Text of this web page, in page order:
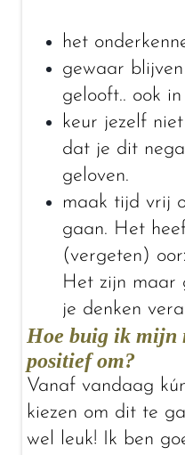
het
gewaar
gelooft.. ook
keur jezelf
dat je dit
geloven.
maak tijd vrij
gaan. Het
(vergeten)
Het zijn maar
je denken
Hoe buig ik mijn
positief om?
Vanaf vandaag
kiezen om dit te
wel leuk! Ik ben